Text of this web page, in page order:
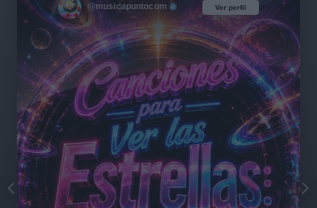
Ver perfil
@musicapuntocom Ver perfil